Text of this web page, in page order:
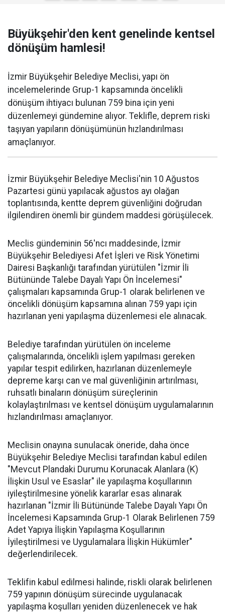
Büyükşehir'den kent genelinde kentsel
dönüşüm hamlesi!
İzmir Büyükşehir Belediye Meclisi, yapı ön
incelemelerinde Grup-1 kapsamında öncelikli
dönüşüm ihtiyacı bulunan 759 bina için yeni
düzenlemeyi gündemine alıyor. Teklifle, deprem riski
taşıyan yapıların dönüşümünün hızlandırılması
amaçlanıyor.
İzmir Büyükşehir Belediye Meclisi'nin 10 Ağustos
Pazartesi günü yapılacak ağustos ayı olağan
toplantısında, kentte deprem güvenliğini doğrudan
ilgilendiren önemli bir gündem maddesi görüşülecek.
Meclis gündeminin 56'ncı maddesinde, İzmir
Büyükşehir Belediyesi Afet İşleri ve Risk Yönetimi
Dairesi Başkanlığı tarafından yürütülen "İzmir İli
Bütününde Talebe Dayalı Yapı Ön İncelemesi"
çalışmaları kapsamında Grup-1 olarak belirlenen ve
öncelikli dönüşüm kapsamına alınan 759 yapı için
hazırlanan yeni yapılaşma düzenlemesi ele alınacak.
Belediye tarafından yürütülen ön inceleme
çalışmalarında, öncelikli işlem yapılması gereken
yapılar tespit edilirken, hazırlanan düzenlemeyle
depreme karşı can ve mal güvenliğinin artırılması,
ruhsatlı binaların dönüşüm süreçlerinin
kolaylaştırılması ve kentsel dönüşüm uygulamalarının
hızlandırılması amaçlanıyor.
Meclisin onayına sunulacak öneride, daha önce
Büyükşehir Belediye Meclisi tarafından kabul edilen
"Mevcut Plandaki Durumu Korunacak Alanlara (K)
İlişkin Usul ve Esaslar" ile yapılaşma koşullarının
iyileştirilmesine yönelik kararlar esas alınarak
hazırlanan "İzmir İli Bütününde Talebe Dayalı Yapı Ön
İncelemesi Kapsamında Grup-1 Olarak Belirlenen 759
Adet Yapıya İlişkin Yapılaşma Koşullarının
İyileştirilmesi ve Uygulamalara İlişkin Hükümler"
değerlendirilecek.
Teklifin kabul edilmesi halinde, riskli olarak belirlenen
759 yapının dönüşüm sürecinde uygulanacak
yapılaşma koşulları yeniden düzenlenecek ve hak